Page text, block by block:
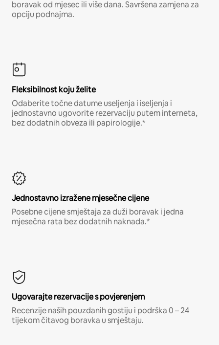
boravak od mjesec ili više dana. Savršena zamjena za
opciju podnajma.
Fleksibilnost koju želite
Odaberite točne datume useljenja i iseljenja i
jednostavno ugovorite rezervaciju putem interneta,
bez dodatnih obveza ili papirologije.*
Jednostavno izražene mjesečne cijene
Posebne cijene smještaja za duži boravak i jedna
mjesečna rata bez dodatnih naknada.*
Ugovarajte rezervacije s povjerenjem
Recenzije naših pouzdanih gostiju i podrška 0 – 24
tijekom čitavog boravka u smještaju.